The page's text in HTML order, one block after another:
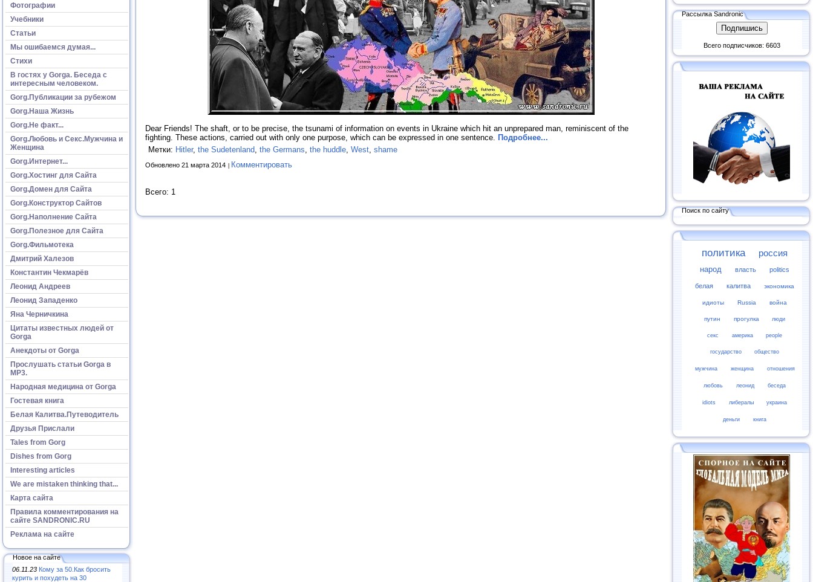
Фотографии
Учебники
Статьи
Мы ошибаемся думая...
Стихи
В гостях у Gorga. Беседа с
интересным человеком.
Gorg.Публикации за рубежом
Gorg.Наша Жизнь
Gorg.Не факт...
Gorg.Любовь и Секс.Мужчина и
Женщина
Gorg.Интернет...
Gorg.Хостинг для Сайта
Gorg.Домен для Сайта
Gorg.Конструктор Сайтов
Gorg.Наполнение Сайта
Gorg.Полезное для Сайта
Gorg.Фильмотека
Дмитрий Халезов
Константин Чекмарёв
Леонид Андреев
Леонид Западенко
Яна Черничкина
Цитаты известных людей от
Gorga
Анекдоты от Gorga
Прослушать статьи Gorga в
МР3.
Народная медицина от Gorga
Гостевая книга
Белая Калитва.Путеводитель
Друзья Прислали
Tales from Gorg
Dishes from Gorg
Interesting articles
We are mistaken thinking that...
Карта сайта
Правила комментирования на
сайте SANDRONIC.RU
Реклама на сайте
Новое на сайте
06.11.23 Кому за 50.Как бросить
курить и похудеть на 30
Dear Friends! The shaft, or to be precise, the tsunami of information on events in Ukraine which hit an unprepared man, reminiscent of the
fighting. These actions, carried out with only one purpose, which can be expressed in one sentence. Подробнее...
Метки: Hitler, the Sudetenland, the Germans, the huddle, West, shame
Обновлено 21 марта 2014 Комментировать
Всего: 1
Рассылка Sandronic
Всего подписчиков: 6603
Поиск по сайту
политика россия
народ власть politics
белая калитва экономика
идиоты Russia война
путин прогулка люди
секс америка people
государство общество
мужчина женщина отношения
любовь леонид беседа
idiots либералы украина
деньги книга